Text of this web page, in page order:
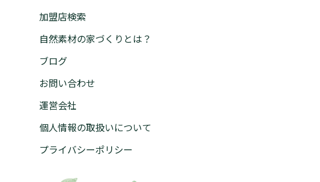
加盟店検索
自然素材の家づくりとは？
ブログ
お問い合わせ
運営会社
個人情報の取扱いについて
プライバシーポリシー